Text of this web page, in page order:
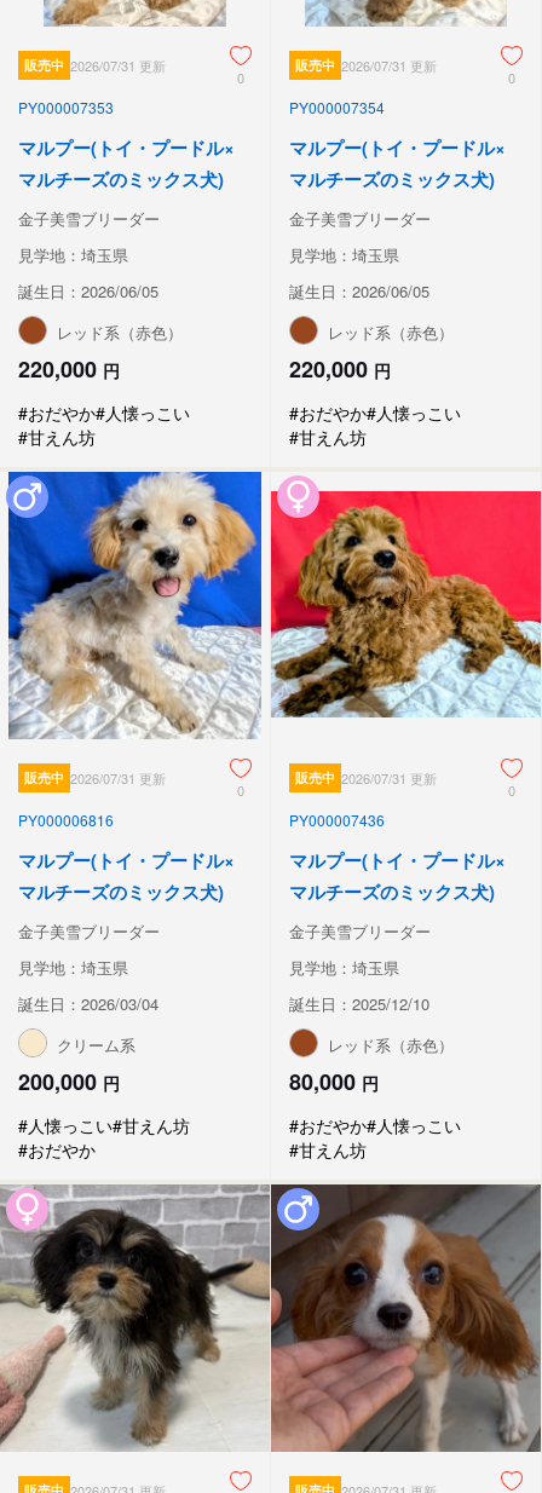
販売中 2026/07/31 更新
0
PY000007353
マルプー(トイ・プードル×
マルチーズのミックス犬)
金子美雪ブリーダー
見学地：埼玉県
誕生日：2026/06/05
レッド系（赤色）
220,000 円
#おだやか#人懐っこい
#甘えん坊
販売中 2026/07/31 更新
0
PY000007354
マルプー(トイ・プードル×
マルチーズのミックス犬)
金子美雪ブリーダー
見学地：埼玉県
誕生日：2026/06/05
レッド系（赤色）
220,000 円
#おだやか#人懐っこい
#甘えん坊
販売中 2026/07/31 更新
0
PY000006816
マルプー(トイ・プードル×
マルチーズのミックス犬)
金子美雪ブリーダー
見学地：埼玉県
誕生日：2026/03/04
クリーム系
200,000 円
#人懐っこい#甘えん坊
#おだやか
販売中 2026/07/31 更新
0
PY000007436
マルプー(トイ・プードル×
マルチーズのミックス犬)
金子美雪ブリーダー
見学地：埼玉県
誕生日：2025/12/10
レッド系（赤色）
80,000 円
#おだやか#人懐っこい
#甘えん坊